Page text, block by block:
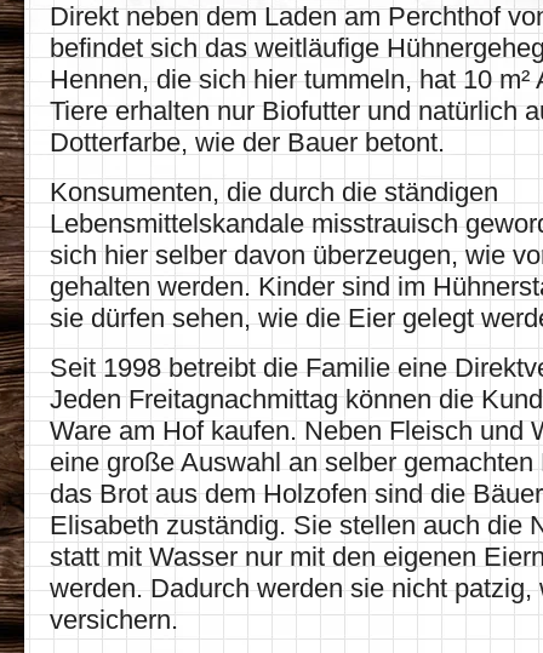
Direkt neben dem Laden am Perchthof
befindet sich das weitläufige
Hennen, die sich hier tummeln, hat 10 m²
Tiere erhalten nur Biofutter und natürlich
Dotterfarbe, wie der Bauer betont.
Konsumenten, die durch die ständigen
Lebensmittelskandale misstrauisch
sich hier selber davon überzeugen, wie
gehalten werden. Kinder sind im
sie dürfen sehen, wie die Eier gelegt
Seit 1998 betreibt die Familie eine
Jeden Freitagnachmittag können die
Ware am Hof kaufen. Neben Fleisch und
eine große Auswahl an selber gemachten
das Brot aus dem Holzofen sind die
Elisabeth zuständig. Sie stellen auch die
statt mit Wasser nur mit den eigenen
werden. Dadurch werden sie nicht patzig,
versichern.